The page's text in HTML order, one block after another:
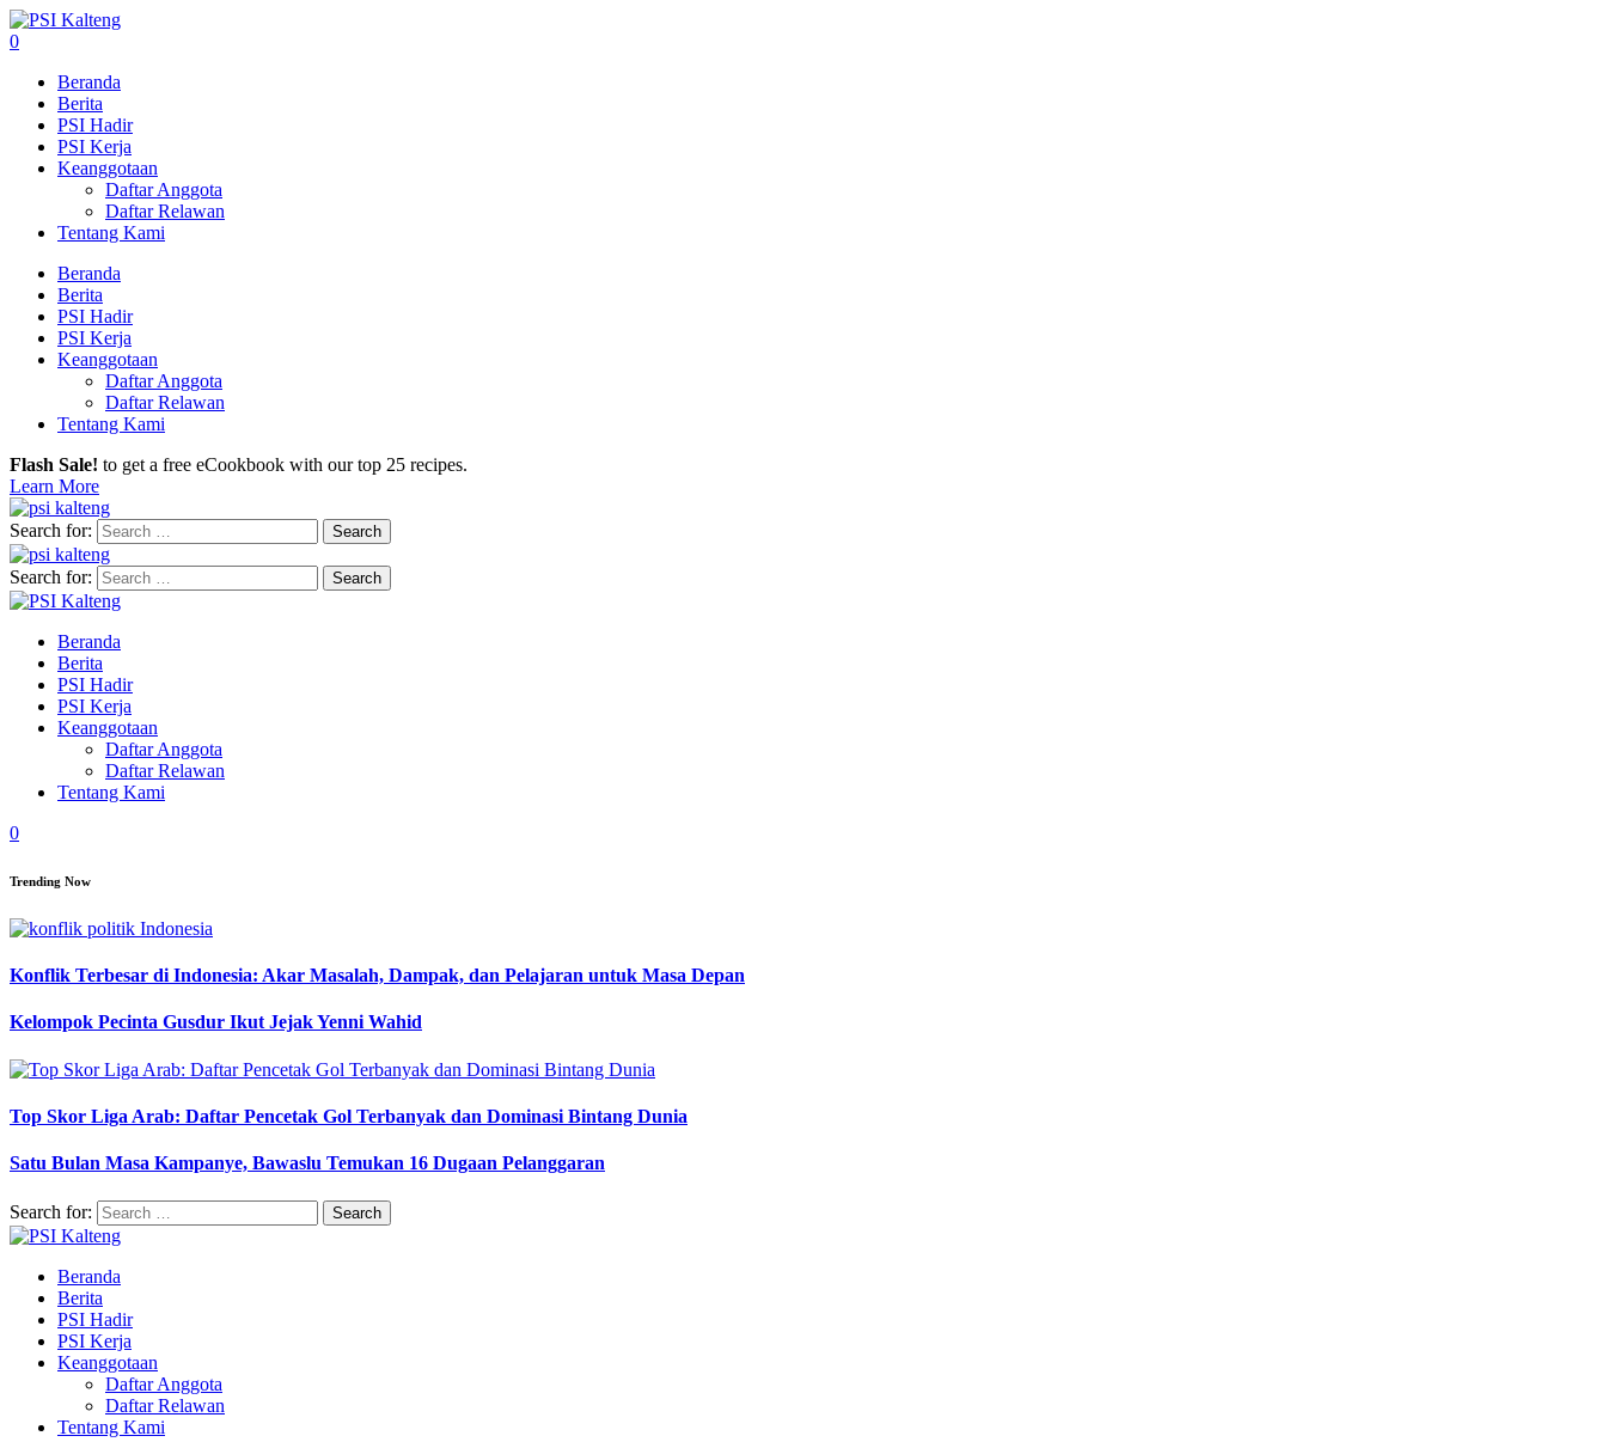
0
Beranda
Berita
PSI Hadir
PSI Kerja
Keanggotaan
Daftar Anggota
Daftar Relawan
Tentang Kami
Beranda
Berita
PSI Hadir
PSI Kerja
Keanggotaan
Daftar Anggota
Daftar Relawan
Tentang Kami
Flash Sale! to get a free eCookbook with our top 25 recipes.
Learn More
Search for:
Search for:
Beranda
Berita
PSI Hadir
PSI Kerja
Keanggotaan
Daftar Anggota
Daftar Relawan
Tentang Kami
0
Trending Now
Konflik Terbesar di Indonesia: Akar Masalah, Dampak, dan Pelajaran untuk Masa Depan
Kelompok Pecinta Gusdur Ikut Jejak Yenni Wahid
Top Skor Liga Arab: Daftar Pencetak Gol Terbanyak dan Dominasi Bintang Dunia
Satu Bulan Masa Kampanye, Bawaslu Temukan 16 Dugaan Pelanggaran
Search for:
Beranda
Berita
PSI Hadir
PSI Kerja
Keanggotaan
Daftar Anggota
Daftar Relawan
Tentang Kami